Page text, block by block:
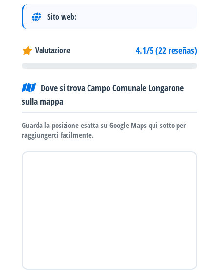
Sito web:
Valutazione 4.1/5 (22 reseñas)
Dove si trova Campo Comunale Longarone
sulla mappa
Guarda la posizione esatta su Google Maps qui sotto per
raggiungerci facilmente.